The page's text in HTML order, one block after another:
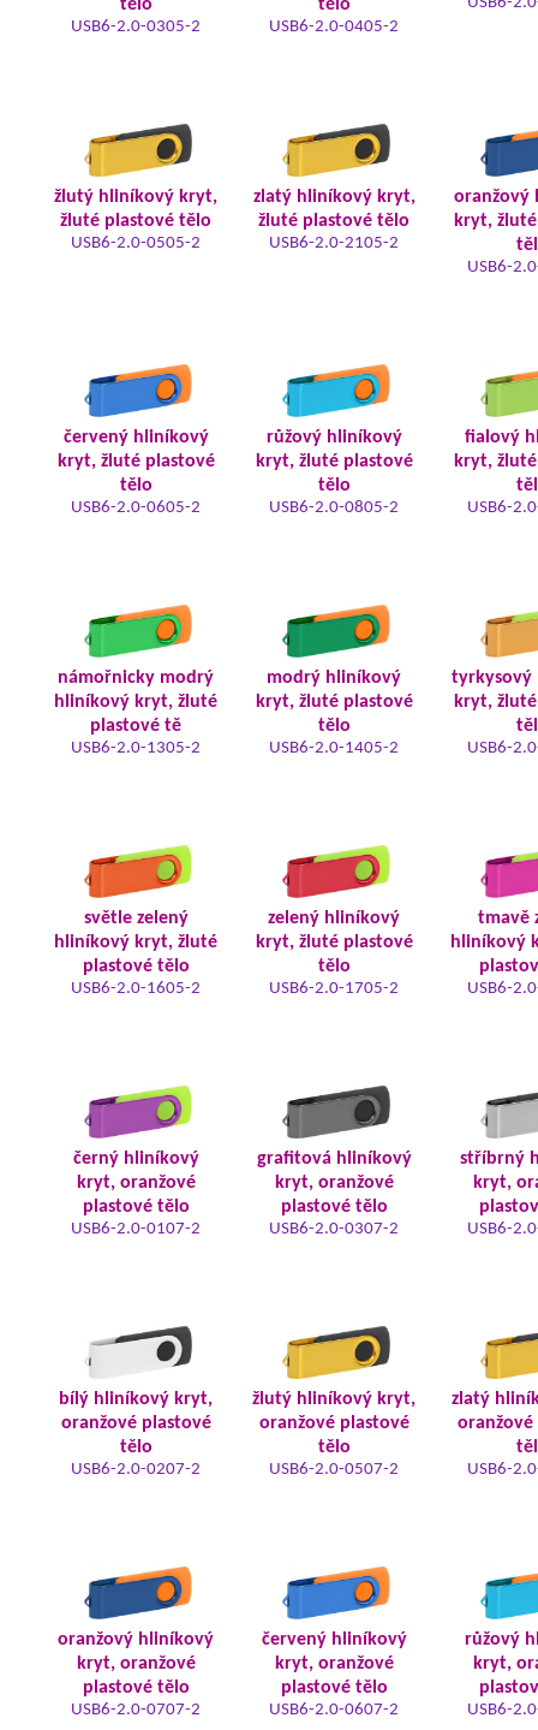
tělo
USB6-2.0-0305-2
tělo
USB6-2.0-0405-2
žlutý hliníkový kryt,
žluté plastové tělo
USB6-2.0-0505-2
zlatý hliníkový kryt,
žluté plastové tělo
USB6-2.0-2105-2
oranžový
kryt,
USB6-
červený hliníkový
kryt, žluté plastové
tělo
USB6-2.0-0605-2
růžový hliníkový
kryt, žluté plastové
tělo
USB6-2.0-0805-2
fialový
kryt,
USB6-
námořnicky modrý
hliníkový kryt, žluté
plastové tě
USB6-2.0-1305-2
modrý hliníkový
kryt, žluté plastové
tělo
USB6-2.0-1405-2
tyrkysový
kryt,
USB6-
světle zelený
hliníkový kryt, žluté
plastové tělo
USB6-2.0-1605-2
zelený hliníkový
kryt, žluté plastové
tělo
USB6-2.0-1705-2
tmavě
hliníkový
USB6-
černý hliníkový
kryt, oranžové
plastové tělo
USB6-2.0-0107-2
grafitová hliníkový
kryt, oranžové
plastové tělo
USB6-2.0-0307-2
stříbrný
kryt,
USB6-
bílý hliníkový kryt,
oranžové plastové
tělo
USB6-2.0-0207-2
žlutý hliníkový kryt,
oranžové plastové
tělo
USB6-2.0-0507-2
zlatý
oranžové
USB6-
oranžový hliníkový
kryt, oranžové
plastové tělo
USB6-2.0-0707-2
červený hliníkový
kryt, oranžové
plastové tělo
USB6-2.0-0607-2
růžový
kryt,
USB6-